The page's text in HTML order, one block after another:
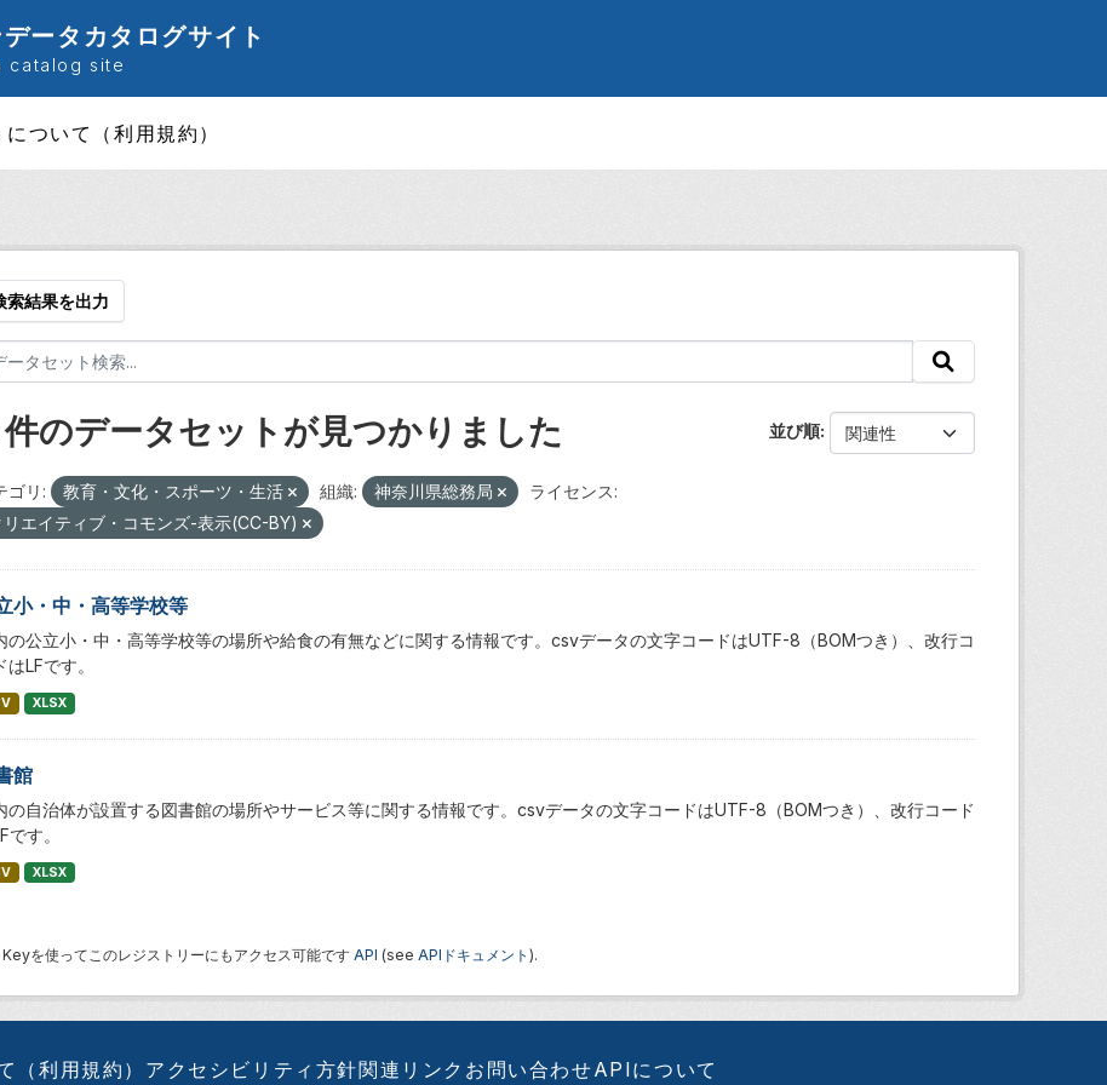
ータカタログサイト
catalog site
ついて（利用規約）
索結果を出力
並び順
のデータセットが見つかりました
ゴリ: 教育・文化・スポーツ・生活 組織: 神奈川県総務局
ライセンス:
リエイティブ・コモンズ-表示(CC-BY)
小・中・高等学校等
の公立小・中・高等学校等の場所や給食の有無などに関する情報です。csvデータの文字コードはUTF-8（BOMつき）、改行コ
はLFです。
XLSX
館
の自治体が設置する図書館の場所やサービス等に関する情報です。csvデータの文字コードはUTF-8（BOMつき）、改行コード
です。
XLSX
を使ってこのレジストリーにもアクセス可能です API (see APIドキュメント ).
（利用規約） アクセシビリティ方針関連リンク お問い合わせAPIについて